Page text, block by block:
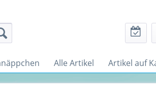
Alle Artikel Artikel auf